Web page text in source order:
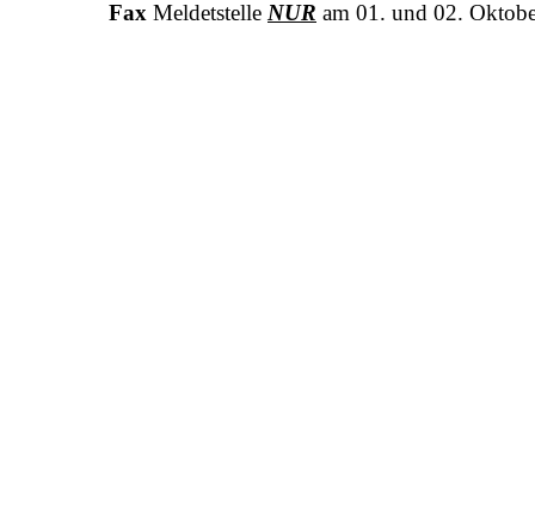
Fax Meldetstelle NUR am 01. und 02.